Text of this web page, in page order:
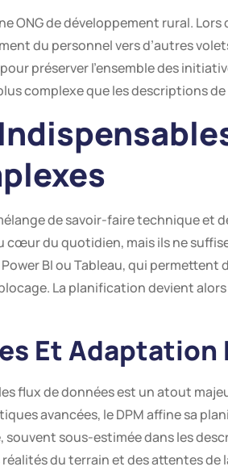
ONG de développement rural.
du personnel vers d’autres
préserver l’ensemble des
complexe que les descriptions
de savoir-faire technique et
du quotidien, mais ils ne
BI ou Tableau, qui
La planification devient
Et Adaptation
flux de données est un atout
avancées, le DPM affine sa
sous-estimée dans les
du terrain et des attentes de